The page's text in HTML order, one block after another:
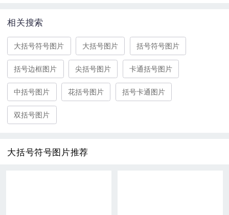
相关搜索
大括号符号图片 大括号图片 括号符号图片
括号边框图片 尖括号图片 卡通括号图片
中括号图片 花括号图片 括号卡通图片
双括号图片
大括号符号图片推荐